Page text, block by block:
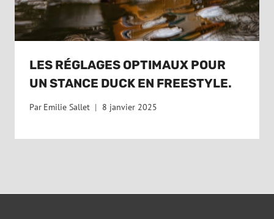
LES RÉGLAGES OPTIMAUX POUR
UN STANCE DUCK EN FREESTYLE.
Par Emilie Sallet 8 janvier 2025